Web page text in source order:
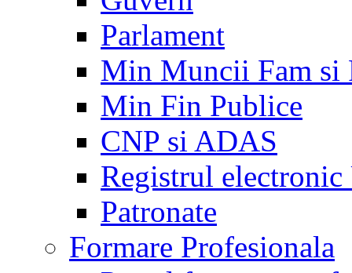
Parlament
Min Muncii Fam si
Min Fin Publice
CNP si ADAS
Registrul electronic
Patronate
Formare Profesionala